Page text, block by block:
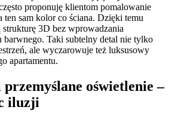
proponuję klientom pomalowanie
ten sam kolor co ściana. Dzięki temu
3D bez wprowadzania
barwnego. Taki subtelny detal nie tylko
ale wyczarowuje też luksusowy
apartamentu.
oświetlenie –
iluzji